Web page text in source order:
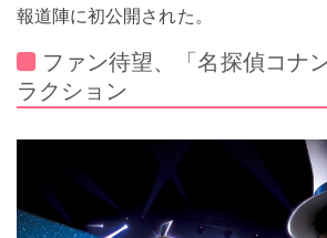
報道陣に初公開された。
ファン待望、「名探偵コナ
ラクション